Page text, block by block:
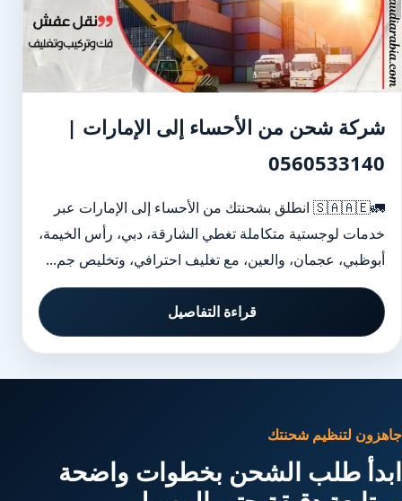
شركة شحن من الأحساء إلى الإمارات |
0560533140
🚛🇸🇦🇦🇪 انطلق بشحنتك من الأحساء إلى الإمارات عبر
خدمات لوجستية متكاملة تغطي الشارقة، دبي، رأس الخيمة،
أبوظبي، عجمان، والعين، مع تغليف احترافي، وتخليص جم...
قراءة التفاصيل
جاهزون لتنظيم شحنتك
ابدأ طلب الشحن بخطوات واضحة